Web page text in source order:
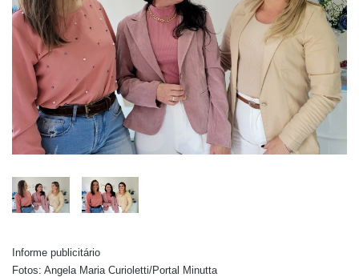
Informe publicitário
Fotos: Angela Maria Curioletti/Portal Minutta